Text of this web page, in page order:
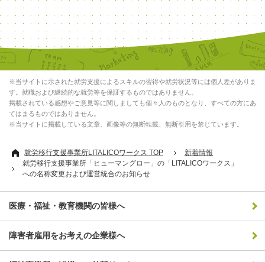
※当サイトに示された就労支援によるスキルの習得や就労状況等には個人差がありま
す。就職および継続的な就労等を保証するものではありません。
掲載されている感想やご意見等に関しましても個々人のものとなり、すべての方にあ
てはまるものではありません。
※当サイトに掲載している文章、画像等の無断転載、無断引用を禁じています。
就労移行支援事業所LITALICOワークス TOP
新着情報
就労移行支援事業所「ヒューマングロー」の「LITALICOワークス」
への名称変更および運営統合のお知らせ
医療・福祉・教育機関の皆様へ
障害者雇用をお考えの企業様へ